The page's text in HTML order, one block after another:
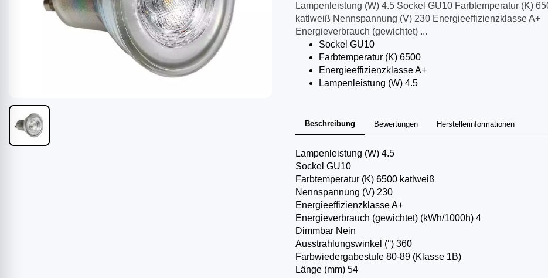
Lampenleistung (W) 4.5 Sockel GU10 Farbtemperatur (K)
katlweiß Nennspannung (V) 230 Energieeffizienzklasse A+
Energieverbrauch (gewichtet) ...
Sockel GU10
Farbtemperatur (K) 6500
Energieeffizienzklasse A+
Lampenleistung (W) 4.5
Beschreibung Bewertungen Herstellerinformationen
Lampenleistung (W) 4.5
Sockel GU10
Farbtemperatur (K) 6500 katlweiß
Nennspannung (V) 230
Energieeffizienzklasse A+
Energieverbrauch (gewichtet) (kWh/1000h) 4
Dimmbar Nein
Ausstrahlungswinkel (°) 360
Farbwiedergabestufe 80-89 (Klasse 1B)
Länge (mm) 54